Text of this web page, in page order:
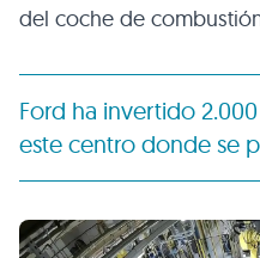
del coche de
Ford ha invertido
este centro donde se